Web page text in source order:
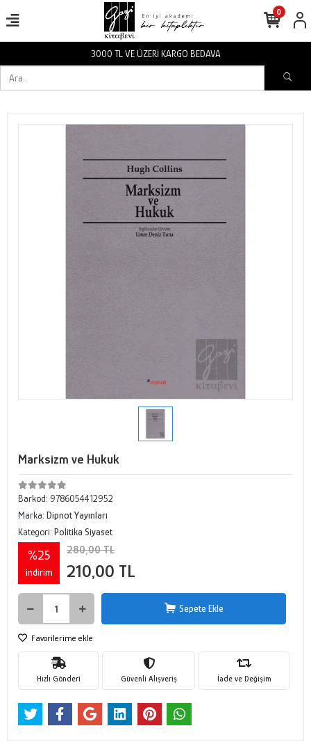
3000 TL VE ÜZERİ KARGO BEDAVA
0
Marksizm ve Hukuk
Barkod: 9786054412952
Marka: Dipnot Yayınları
Kategori: Politika Siyaset
%25
indirim
280,00 TL
210,00 TL
Sepete Ekle
Favorilerime ekle
Hızlı Gönderi Güvenli Alışveriş İade ve Değişim